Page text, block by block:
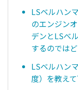
LSベルハン
のエンジン
デンとLSべ
するのでは
LSベルハン
度）を教えて